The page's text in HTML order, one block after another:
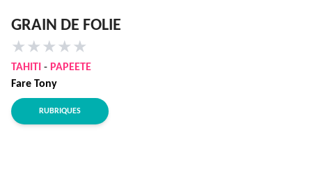
GRAIN DE FOLIE
★ ★ ★ ★ ★
TAHITI - PAPEETE
Fare Tony
RUBRIQUES